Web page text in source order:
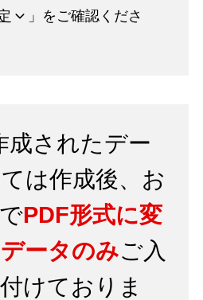
」をご確認くださ
成されたデー
は作成後、お
PDF形式に変
ータのみご入
けておりま